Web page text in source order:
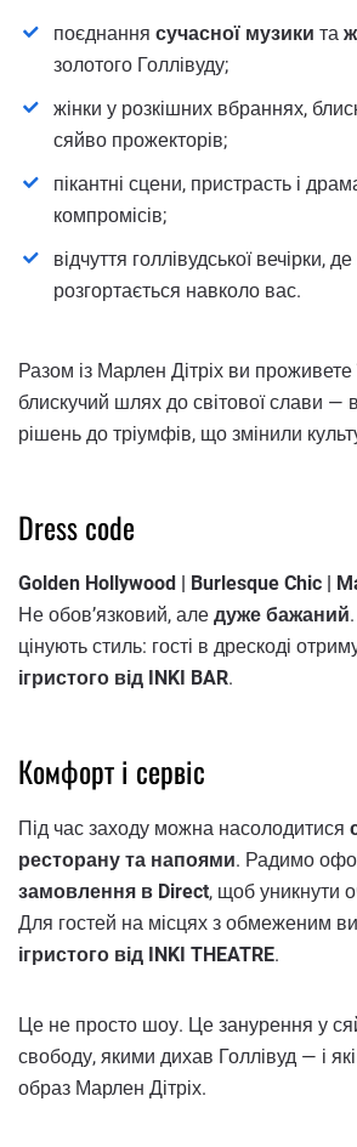
поєднання сучасної музики та
золотого Голлівуду;
жінки у розкішних вбраннях,
сяйво прожекторів;
пікантні сцени, пристрасть і
компромісів;
відчуття голлівудської вечірки, де
розгортається навколо вас.
Разом із Марлен Дітріх ви проживете
блискучий шлях до світової слави —
рішень до тріумфів, що змінили
Dress code
Golden Hollywood | Burlesque Chic |
Не обов’язковий, але дуже бажаний
цінують стиль: гості в дрескоді
ігристого від INKI BAR.
Комфорт і сервіс
Під час заходу можна насолодитися
ресторану та напоями. Радимо
замовлення в Direct, щоб уникнути
Для гостей на місцях з обмеженим
ігристого від INKI THEATRE.
Це не просто шоу. Це занурення у
свободу, якими дихав Голлівуд — і
образ Марлен Дітріх.